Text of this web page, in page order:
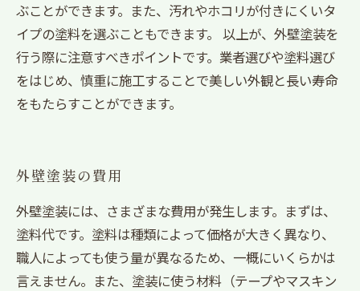
ぶことができます。また、汚れやホコリが付きにくいタ
イプの塗料を選ぶこともできます。 以上が、外壁塗装を
行う際に注意すべきポイントです。業者選びや塗料選び
をはじめ、慎重に施工することで美しい外観と長い寿命
をもたらすことができます。
外壁塗装の費用
外壁塗装には、さまざまな費用が発生します。まずは、
塗料代です。塗料は種類によって価格が大きく異なり、
職人によっても使う量が異なるため、一概にいくらかは
言えません。また、塗装に使う材料（テープやマスキン